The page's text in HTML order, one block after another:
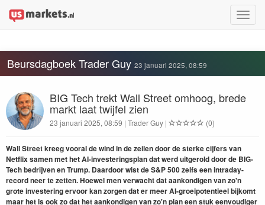
Toggle
Beursdagboek Trader Guy 23 januari 2025, 08:59
BIG Tech trekt Wall Street omhoog, brede
markt laat twijfel zien
23 januari 2025, 08:59 | Trader Guy | (0)
Wall Street kreeg vooral de wind in de zeilen door de sterke cijfers van
Netflix samen met het AI-investeringsplan dat werd uitgerold door de BIG-
Tech bedrijven en Trump. Daardoor wist de S&P 500 zelfs een intraday-
record neer te zetten. Hoewel men verwacht dat aankondigen van zo'n
grote investering ervoor kan zorgen dat er meer AI-groeipotentieel bijkomt
maar het is ook zo dat het aankondigen van zo'n plan een stuk eenvoudiger